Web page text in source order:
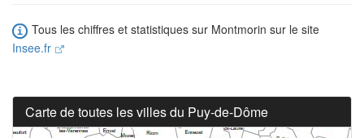
Tous les chiffres et statistiques sur Montmorin sur le site
Insee.fr
Carte de toutes les villes du Puy-de-Dôme